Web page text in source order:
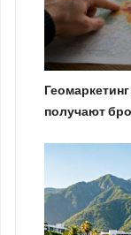
получают